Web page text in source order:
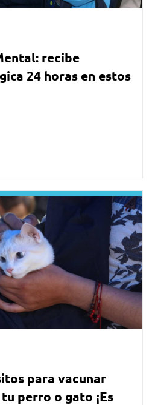
recibe
24 horas en estos
para vacunar
perro o gato ¡Es